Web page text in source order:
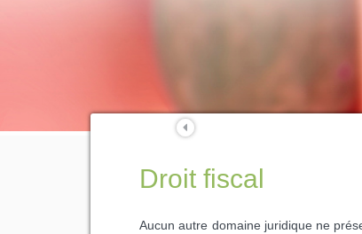
Droit fiscal
Aucun autre domaine juridique ne